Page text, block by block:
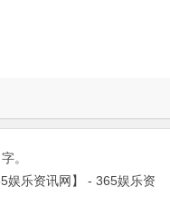
。
娱乐资讯网】 - 365娱乐资